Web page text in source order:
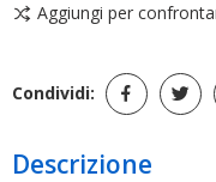
Aggiungi per
Condividi:
Descrizione